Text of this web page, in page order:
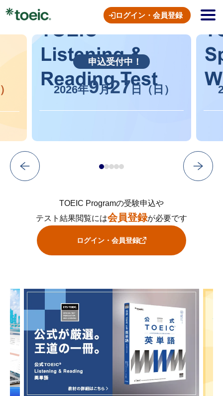
ログイン・会員登録
申込受付中！
2026年9月27 日（日）
TOEIC Programの受験申込や
テスト結果閲覧には会員登録が必要です
ログイン・会員登録